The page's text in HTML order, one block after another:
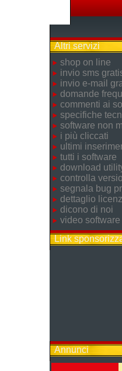
Altri servizi
shop on line
invio sms
invio e-mail
domande
commenti ai
specifiche
software non
i più cliccati
ultimi
tutti i software
download
controlla
segnala bug
dettaglio
dicono di noi
video software
Link
Annunci